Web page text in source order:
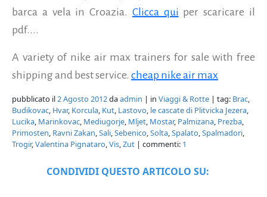
barca a vela in Croazia. Clicca qui per scaricare il
pdf....
A variety of nike air max trainers for sale with free
shipping and best service. cheap nike air max
pubblicato il 2 Agosto 2012daadmin | in Viaggi & Rotte | tag: Brac
Budikovac Hvar, Korcula Kut Lastovo le cascate di Plitvicka Jezera
Lucika Marinkovac Mediugorje Mljet Mostar, Palmizana Prezba
Primosten Ravni Zakan Sali Sebenico Solta Spalato Spalmadori
Trogir, Valentina Pignataro Vis Zut | commenti: 1
CONDIVIDI QUESTO ARTICOLO SU: